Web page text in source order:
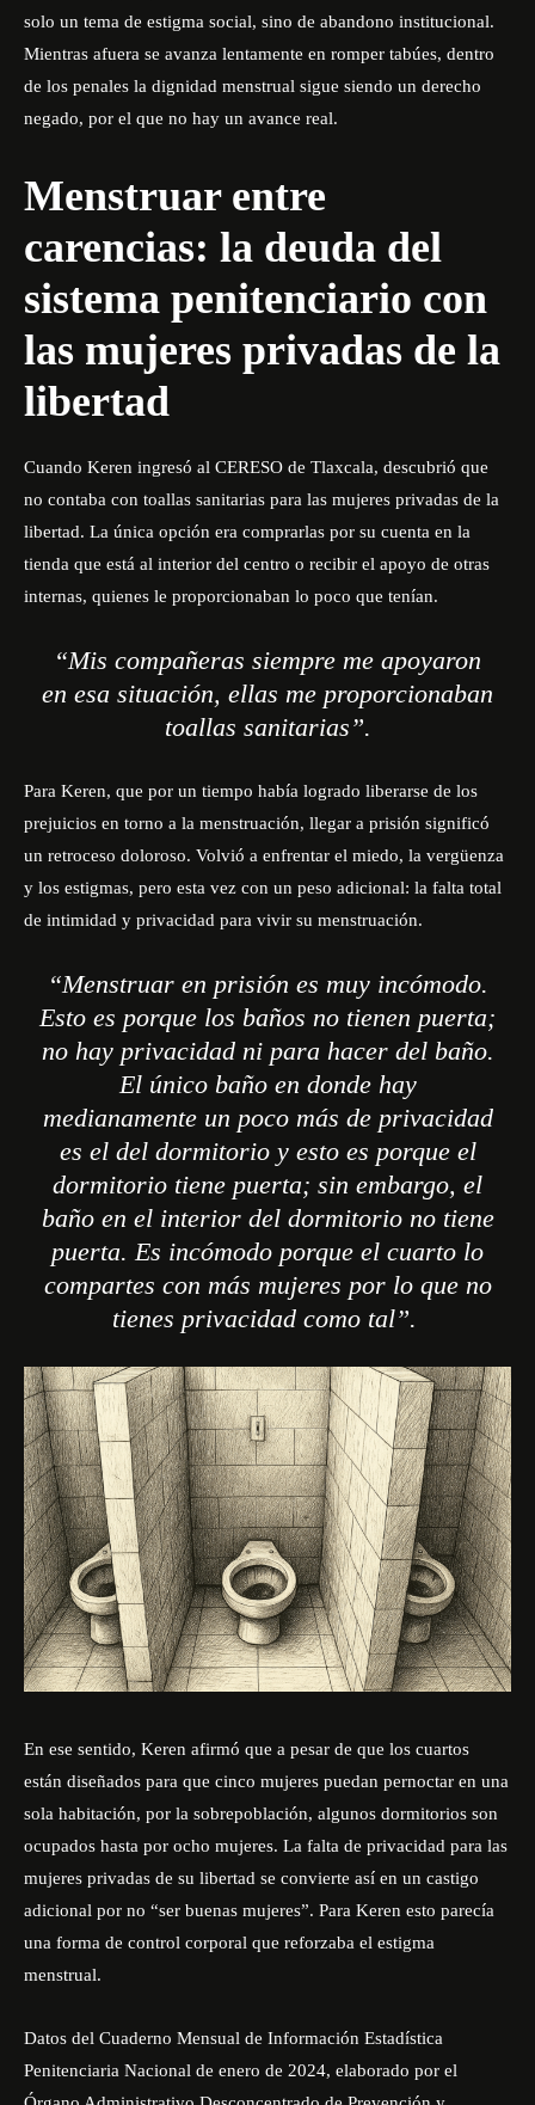
solo un tema de estigma social, sino de abandono institucional.
Mientras afuera se avanza lentamente en romper tabúes, dentro
de los penales la dignidad menstrual sigue siendo un derecho
negado, por el que no hay un avance real.
Menstruar entre
carencias: la deuda del
sistema penitenciario con
las mujeres privadas de la
libertad
Cuando Keren ingresó al CERESO de Tlaxcala, descubrió que
no contaba con toallas sanitarias para las mujeres privadas de la
libertad. La única opción era comprarlas por su cuenta en la
tienda que está al interior del centro o recibir el apoyo de otras
internas, quienes le proporcionaban lo poco que tenían.
“Mis compañeras siempre me apoyaron
en esa situación, ellas me proporcionaban
toallas sanitarias”.
Para Keren, que por un tiempo había logrado liberarse de los
prejuicios en torno a la menstruación, llegar a prisión significó
un retroceso doloroso. Volvió a enfrentar el miedo, la vergüenza
y los estigmas, pero esta vez con un peso adicional: la falta total
de intimidad y privacidad para vivir su menstruación.
“Menstruar en prisión es muy incómodo.
Esto es porque los baños no tienen puerta;
no hay privacidad ni para hacer del baño.
El único baño en donde hay
medianamente un poco más de privacidad
es el del dormitorio y esto es porque el
dormitorio tiene puerta; sin embargo, el
baño en el interior del dormitorio no tiene
puerta. Es incómodo porque el cuarto lo
compartes con más mujeres por lo que no
tienes privacidad como tal”.
En ese sentido, Keren afirmó que a pesar de que los cuartos
están diseñados para que cinco mujeres puedan pernoctar en una
sola habitación, por la sobrepoblación, algunos dormitorios son
ocupados hasta por ocho mujeres. La falta de privacidad para las
mujeres privadas de su libertad se convierte así en un castigo
adicional por no “ser buenas mujeres”. Para Keren esto parecía
una forma de control corporal que reforzaba el estigma
menstrual.
Datos del Cuaderno Mensual de Información Estadística
Penitenciaria Nacional de enero de 2024, elaborado por el